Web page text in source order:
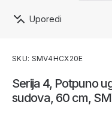
Uporedi
Serija 4, Potpuno
sudova, 60 cm,
SKU: SMV4HCX20E